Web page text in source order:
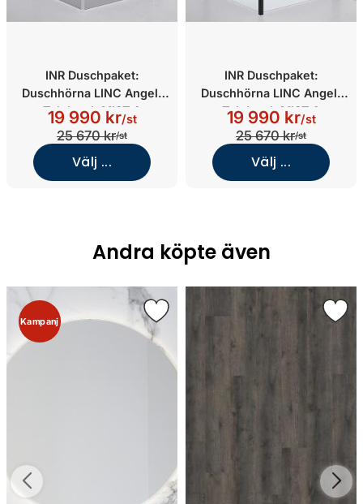
INR Duschpaket:
Duschhörna LINC Angel,
Takdusch MIST &
Duschförvaring PILE
(900x1000/Grått
glas/Blankpolerad)
19 990 kr/st
25 670 kr/st
Välj ...
INR Duschpaket:
Duschhörna LINC Angel,
Takdusch MIST &
Duschförvaring PILE
(1000x1000/Frostat
glas/Mattsvart)
19 990 kr/st
25 670 kr/st
Välj ...
Andra köpte även
Kampanj